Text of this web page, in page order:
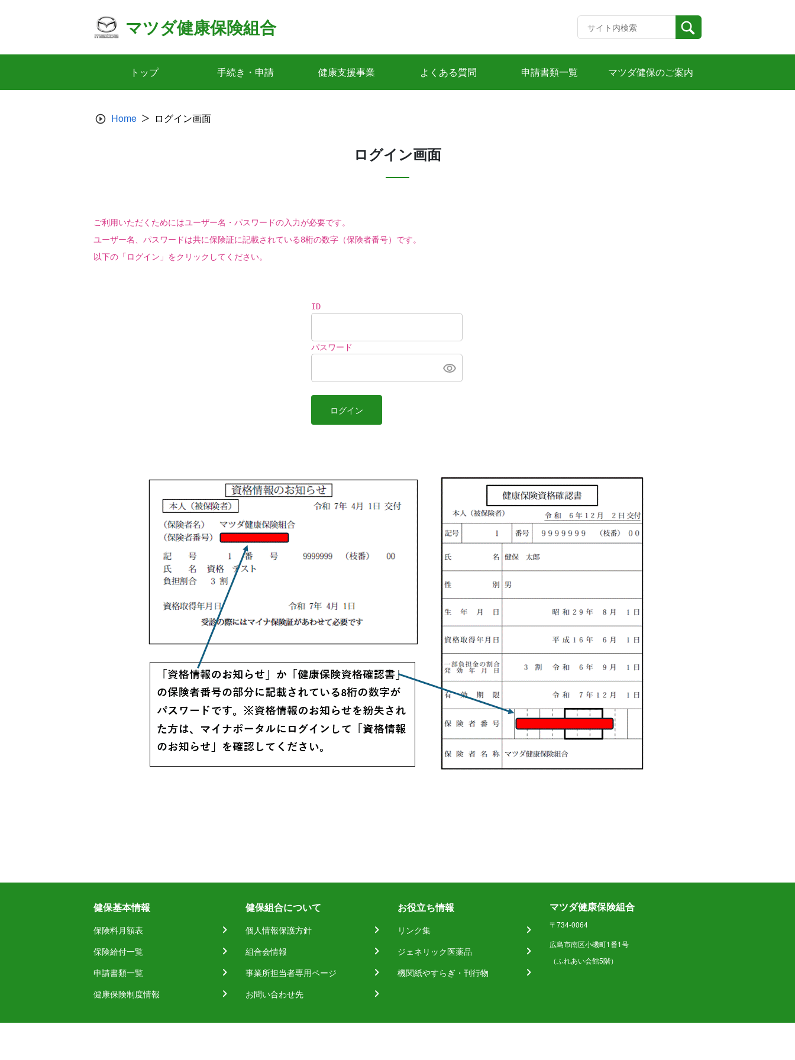
マツダ健康保険組合
トップ 手続き・申請 健康支援事業 よくある質問 申請書類一覧 マツダ健保のご案内
Home ログイン画面
ログイン画面
ご利用いただくためにはユーザー名・パスワードの入力が必要です。
ユーザー名、パスワードは共に保険証に記載されている8桁の数字（保険者番号）です。
以下の「ログイン」をクリックしてください。
ID
パスワード
ログイン
健保基本情報
保険料月額表
保険給付一覧
申請書類一覧
健康保険制度情報
健保組合について
個人情報保護方針
組合会情報
事業所担当者専用ページ
お問い合わせ先
お役立ち情報
リンク集
ジェネリック医薬品
機関紙やすらぎ・刊行物
マツダ健康保険組合
〒734-0064
広島市南区小磯町1番1号
（ふれあい会館5階）